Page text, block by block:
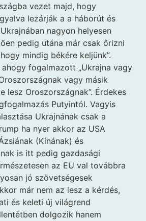
vezet majd, hogy
lezárják a a háborút és
nagyon helyesen
pedig utána már csak őrizni
mindig békére keljünk”.
fogalmazott „Ukrajna vagy
vagy másik
lesz Oroszországnak”. Érdekes
Putyintól. Vagyis
Ukrajnának csak a
ha nyer akkor az USA
(Kínának) és
is itt pedig gazdasági
az EU val továbbra
jó szövetségesek
már nem az lesz a kérdés,
és keleti új világrend
dolgozik hanem